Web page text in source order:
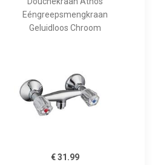
Eéngreepsmengkraan
Geluidloos Chroom
€ 31.99